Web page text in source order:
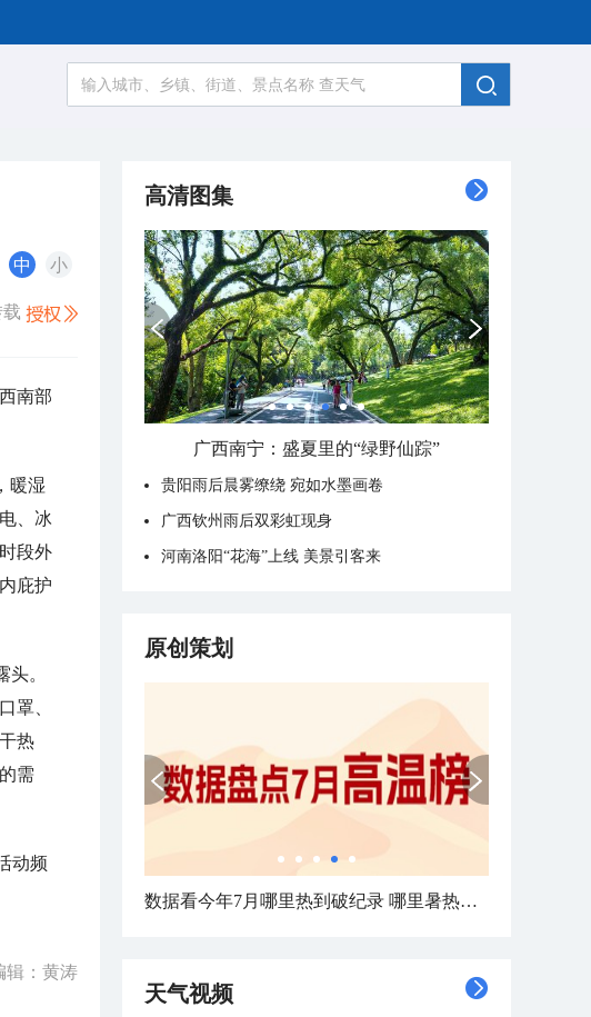
中 小
南部
暖湿
、冰
段外
庇护
。
罩、
热
需
动频
辑：黄涛
高清图集
广西南宁：盛夏里的“绿野仙踪”
贵阳雨后晨雾缭绕 宛如水墨画卷
广西钦州雨后双彩虹现身
河南洛阳“花海”上线 美景引客来
原创策划
数据看今年7月哪里热到破纪录 哪里暑热连轴转
天气视频